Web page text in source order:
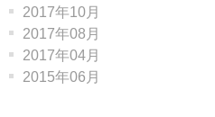
2017年10月
2017年08月
2017年04月
2015年06月